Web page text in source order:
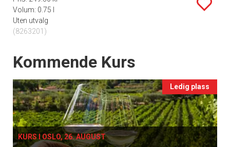
Volum: 0.75 l
Uten utvalg
(8263201)
Events
Kommende Kurs
Ledig plass
KURS I OSLO, 26. AUGUST